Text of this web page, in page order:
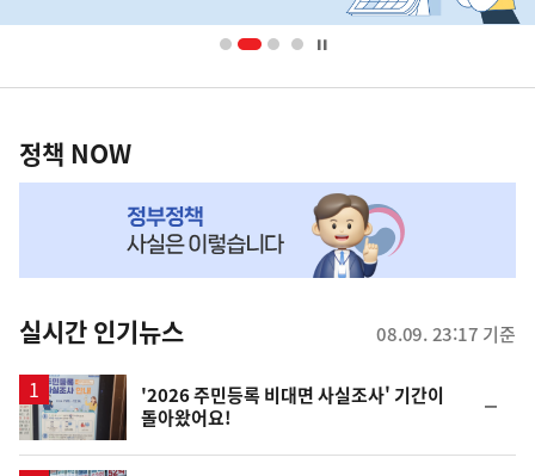
영
책
NOW,
뉴
스
정책 NOW
실시간 인기뉴스 08.09. 23:17 기준
'2026 주민등록 비대면 사실조사' 기간이
돌아왔어요!
일